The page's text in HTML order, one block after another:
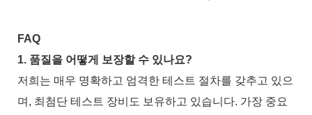
FAQ
1. 품질을 어떻게 보장할 수 있나요?
저희는 매우 명확하고 엄격한 테스트 절차를 갖추고 있으
며, 최첨단 테스트 장비도 보유하고 있습니다. 가장 중요